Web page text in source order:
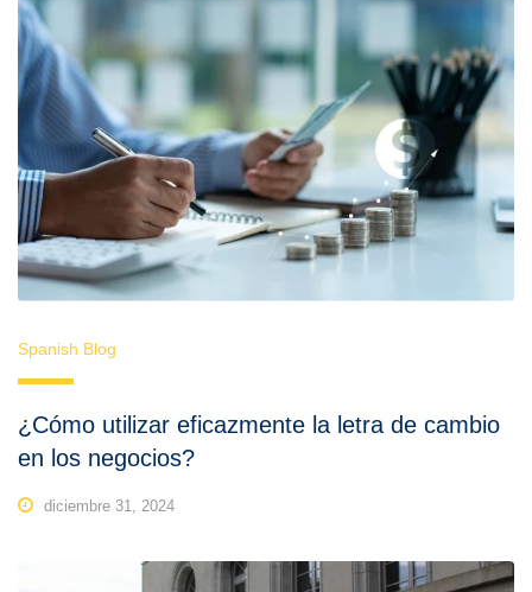
Spanish Blog
¿Cómo utilizar eficazmente la letra de cambio
en los negocios?
diciembre 31, 2024